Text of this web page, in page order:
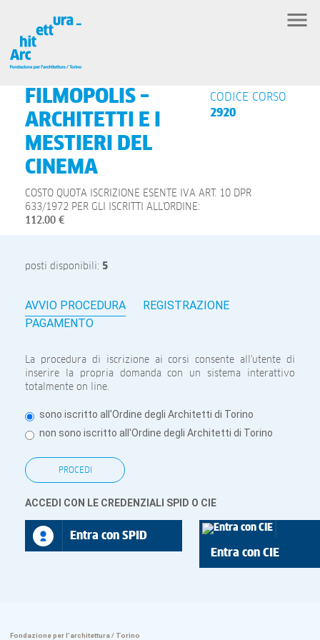
CODICE CORSO
2920
FILMOPOLIS –
ARCHITETTI E I
MESTIERI DEL
CINEMA
COSTO QUOTA ISCRIZIONE ESENTE IVA ART. 10 DPR
633/1972 PER GLI ISCRITTI ALL'ORDINE:
112.00 €
posti disponibili: 5
AVVIO PROCEDURA
REGISTRAZIONE
PAGAMENTO
La procedura di iscrizione ai corsi consente all'utente di
inserire la propria domanda con un sistema interattivo
totalmente on line.
sono iscritto all'Ordine degli Architetti di Torino
non sono iscritto all'Ordine degli Architetti di Torino
ACCEDI CON LE CREDENZIALI SPID O CIE
Entra con SPID
Entra con CIE
Fondazione per l’architettura / Torino